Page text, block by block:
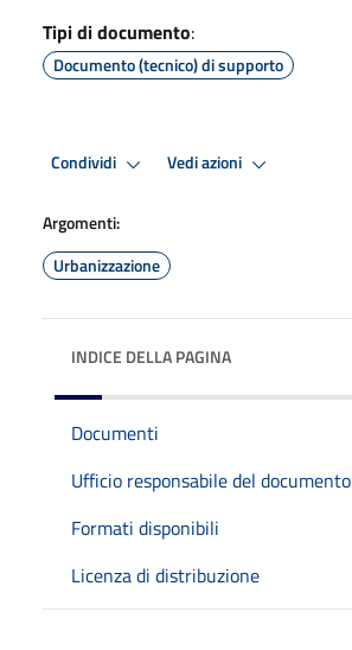
Tipi di documento:
Documento (tecnico) di supporto
Condividi Vedi azioni
Argomenti:
Urbanizzazione
INDICE DELLA PAGINA
Documenti
Ufficio responsabile del documento
Formati disponibili
Licenza di distribuzione